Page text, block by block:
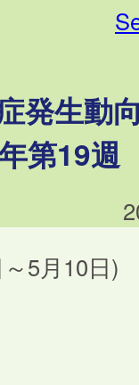
発生動
第19週
5月10日)